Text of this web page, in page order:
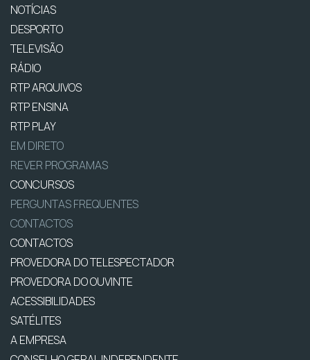
NOTÍCIAS
DESPORTO
TELEVISÃO
RÁDIO
RTP ARQUIVOS
RTP ENSINA
RTP PLAY
EM DIRETO
REVER PROGRAMAS
CONCURSOS
PERGUNTAS FREQUENTES
CONTACTOS
CONTACTOS
PROVEDORA DO TELESPECTADOR
PROVEDORA DO OUVINTE
ACESSIBILIDADES
SATÉLITES
A EMPRESA